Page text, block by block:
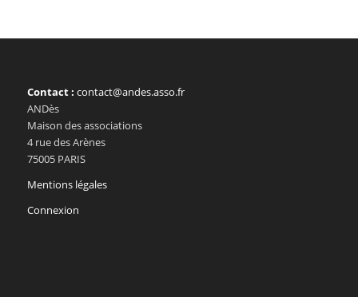
Contact : contact@andes.asso.fr
ANDès
Maison des associations
4 rue des Arènes
75005 PARIS
Mentions légales
Connexion